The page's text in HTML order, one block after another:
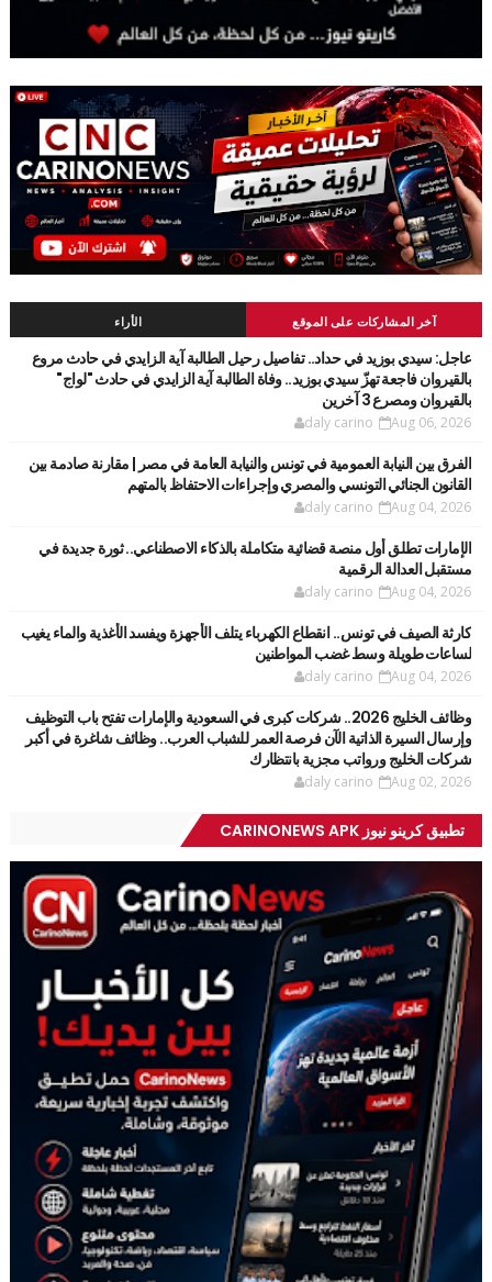
آخر المشاركات على الموقع الأراء
عاجل: سيدي بوزيد في حداد.. تفاصيل رحيل الطالبة آية الزايدي في حادث مروع
بالقيروان فاجعة تهزّ سيدي بوزيد.. وفاة الطالبة آية الزايدي في حادث "لواج"
بالقيروان ومصرع 3 آخرين
daly carino Aug 06, 2026
الفرق بين النيابة العمومية في تونس والنيابة العامة في مصر | مقارنة صادمة بين
القانون الجنائي التونسي والمصري وإجراءات الاحتفاظ بالمتهم
daly carino Aug 04, 2026
الإمارات تطلق أول منصة قضائية متكاملة بالذكاء الاصطناعي.. ثورة جديدة في
مستقبل العدالة الرقمية
daly carino Aug 04, 2026
كارثة الصيف في تونس.. انقطاع الكهرباء يتلف الأجهزة ويفسد الأغذية والماء يغيب
لساعات طويلة وسط غضب المواطنين
daly carino Aug 04, 2026
وظائف الخليج 2026.. شركات كبرى في السعودية والإمارات تفتح باب التوظيف
وإرسال السيرة الذاتية الآن فرصة العمر للشباب العرب.. وظائف شاغرة في أكبر
شركات الخليج ورواتب مجزية بانتظارك
daly carino Aug 02, 2026
تطبيق كرينو نيوز CARINONEWS APK